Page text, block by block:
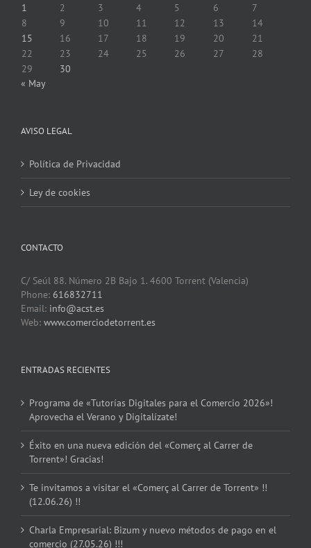
1 2 3 4 5 6
7
8
9 10 11 12 13
14
15
16 17 18 19 20
21
22
23 24 25 26 27
28
29
30
« May
AVISO LEGAL
Política de Privacidad
Ley de cookies
CONTACTO
C/ Seúl 88. Número 2B Bajo 1. 4600 Torrent (Valencia)
Phone: 616832711
Email: info@acst.es
Web: www.comerciodetorrent.es
ENTRADAS RECIENTES
Programa de «Tutorías Digitales para el Comercio 2026»!
Aprovecha el Verano y Digitalízate!
Éxito en una nueva edición del «Comerç al Carrer de
Torrent»! Gracias!
Te invitamos a visitar el «Comerç al Carrer de Torrent» !!
(12.06.26) !!
Charla Empresarial: Bizum y nuevo métodos de pago en el
comercio (27.05.26) !!!